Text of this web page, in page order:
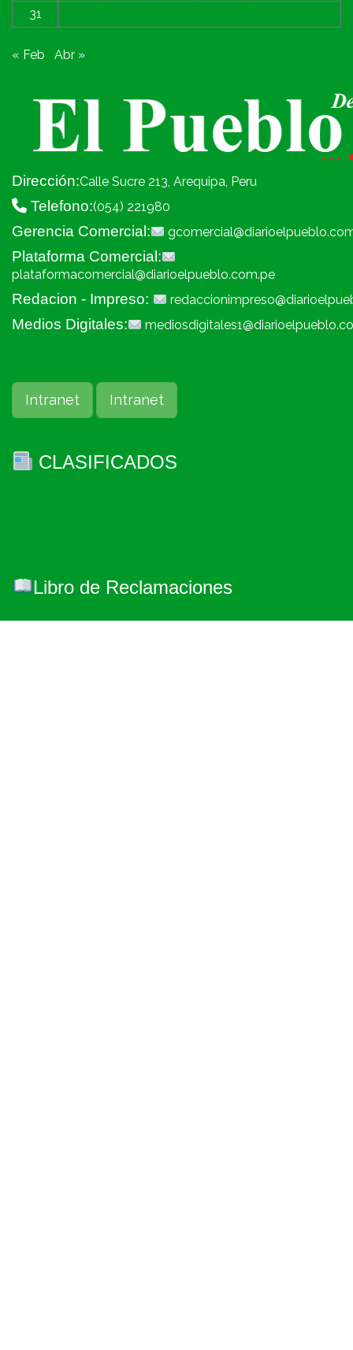
31
« Feb Abr »
Dirección:Calle Sucre 213, Arequipa, Peru
Telefono:(054) 221980
Gerencia Comercial:
Plataforma Comercial:
plataformacomercial@diarioelpueblo.com.pe
Redacion - Impreso:
Medios Digitales:
Intranet Intranet
CLASIFICADOS
Libro de Reclamaciones